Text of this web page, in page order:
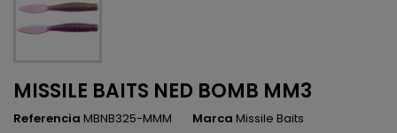
MISSILE BAITS NED BOMB MM3
Referencia MBNB325-MMM Marca Missile Baits